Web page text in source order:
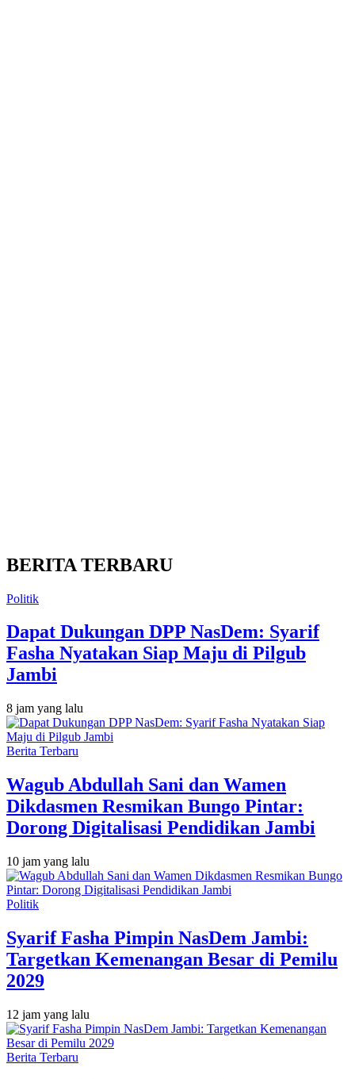
BERITA TERBARU
Politik
Dapat Dukungan DPP NasDem: Syarif
Fasha Nyatakan Siap Maju di Pilgub
Jambi
8 jam yang lalu
Berita Terbaru
Wagub Abdullah Sani dan Wamen
Dikdasmen Resmikan Bungo Pintar:
Dorong Digitalisasi Pendidikan Jambi
10 jam yang lalu
Politik
Syarif Fasha Pimpin NasDem Jambi:
Targetkan Kemenangan Besar di Pemilu
2029
12 jam yang lalu
Berita Terbaru